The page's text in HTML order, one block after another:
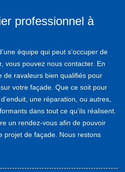
professionnel à
équipe qui peut s’occuper de
vous pouvez nous contacter. En
de ravaleurs bien qualifiés pour
votre façade. Que ce soit pour
une réparation, ou autres,
dans tout ce qu’ils réalisent.
un rendez-vous afin de pouvoir
projet de façade. Nous restons